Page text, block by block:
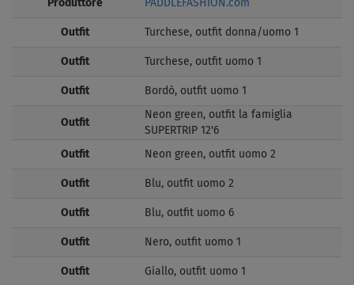
Produttore PADDLEFASHION.com
Outfit Turchese, outfit donna/uomo 1
Outfit Turchese, outfit uomo 1
Outfit Bordò, outfit uomo 1
Outfit
Neon green, outfit la famiglia
SUPERTRIP 12'6
Outfit Neon green, outfit uomo 2
Outfit Blu, outfit uomo 2
Outfit Blu, outfit uomo 6
Outfit Nero, outfit uomo 1
Outfit Giallo, outfit uomo 1